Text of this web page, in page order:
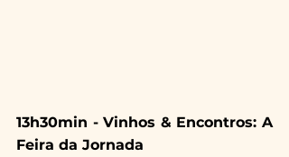
13h30min - Vinhos & Encontros: A
Feira da Jornada